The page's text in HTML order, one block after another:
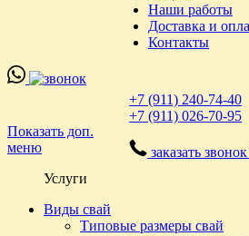
Наши работы
Доставка и
Контакты
+7 (911) 240-74-40
+7 (911) 026-70-95
заказать звонок
Показать доп.
меню
Услуги
Виды свай
Типовые размеры свай